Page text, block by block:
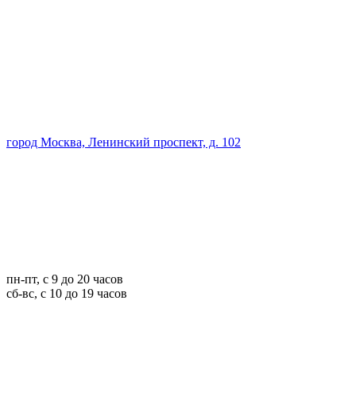
город Москва, Ленинский проспект, д. 102
пн-пт, с 9 до 20 часов
сб-вс, с 10 до 19 часов